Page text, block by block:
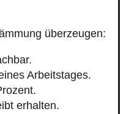
überzeugen:
Arbeitstages.
erhalten.